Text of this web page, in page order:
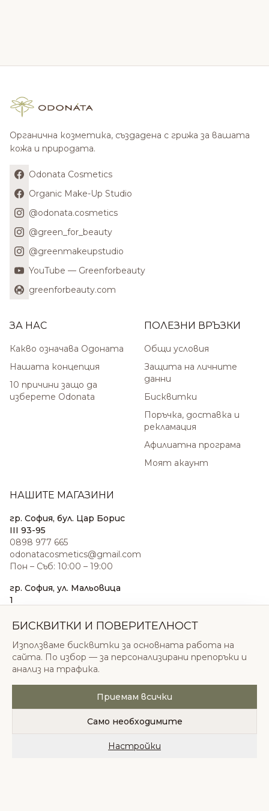
Органична козметика, създадена с грижа за вашата
кожа и природата.
Odonata Cosmetics
Organic Make-Up Studio
@odonata.cosmetics
@green_for_beauty
@greenmakeupstudio
YouTube — Greenforbeauty
greenforbeauty.com
ЗА НАС
Какво означава Одоната
Нашата концепция
10 причини защо да
изберете Odonata
ПОЛЕЗНИ ВРЪЗКИ
Общи условия
Защита на личните
данни
Бисквитки
Поръчка, доставка и
рекламация
Афилиатна програма
Моят акаунт
НАШИТЕ МАГАЗИНИ
гр. София, бул. Цар Борис
III 93-95
0898 977 665
odonatacosmetics@gmail.com
Пон – Съб: 10:00 – 19:00
гр. София, ул. Мальовица
1
sales@odonatacosmetics.com
Нед: 11:00 – 18:00
© 2026 Одоната Козметикс ООД. Всички права
запазени.
Политика за поверителностОбщи условия
БИСКВИТКИ И ПОВЕРИТЕЛНОСТ
Използваме бисквитки за основната работа на
сайта. По избор — за персонализирани препоръки и
анализ на трафика.
Приемам всички
Само необходимите
Настройки